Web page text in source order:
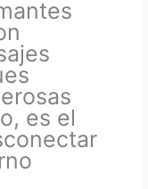
es el